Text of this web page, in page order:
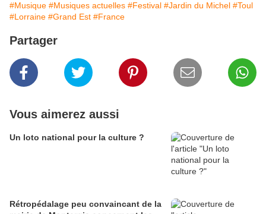
#Musique #Musiques actuelles #Festival #Jardin du Michel #Toul
#Lorraine #Grand Est #France
Partager
Vous aimerez aussi
Un loto national pour la culture ?
Rétropédalage peu convaincant de la